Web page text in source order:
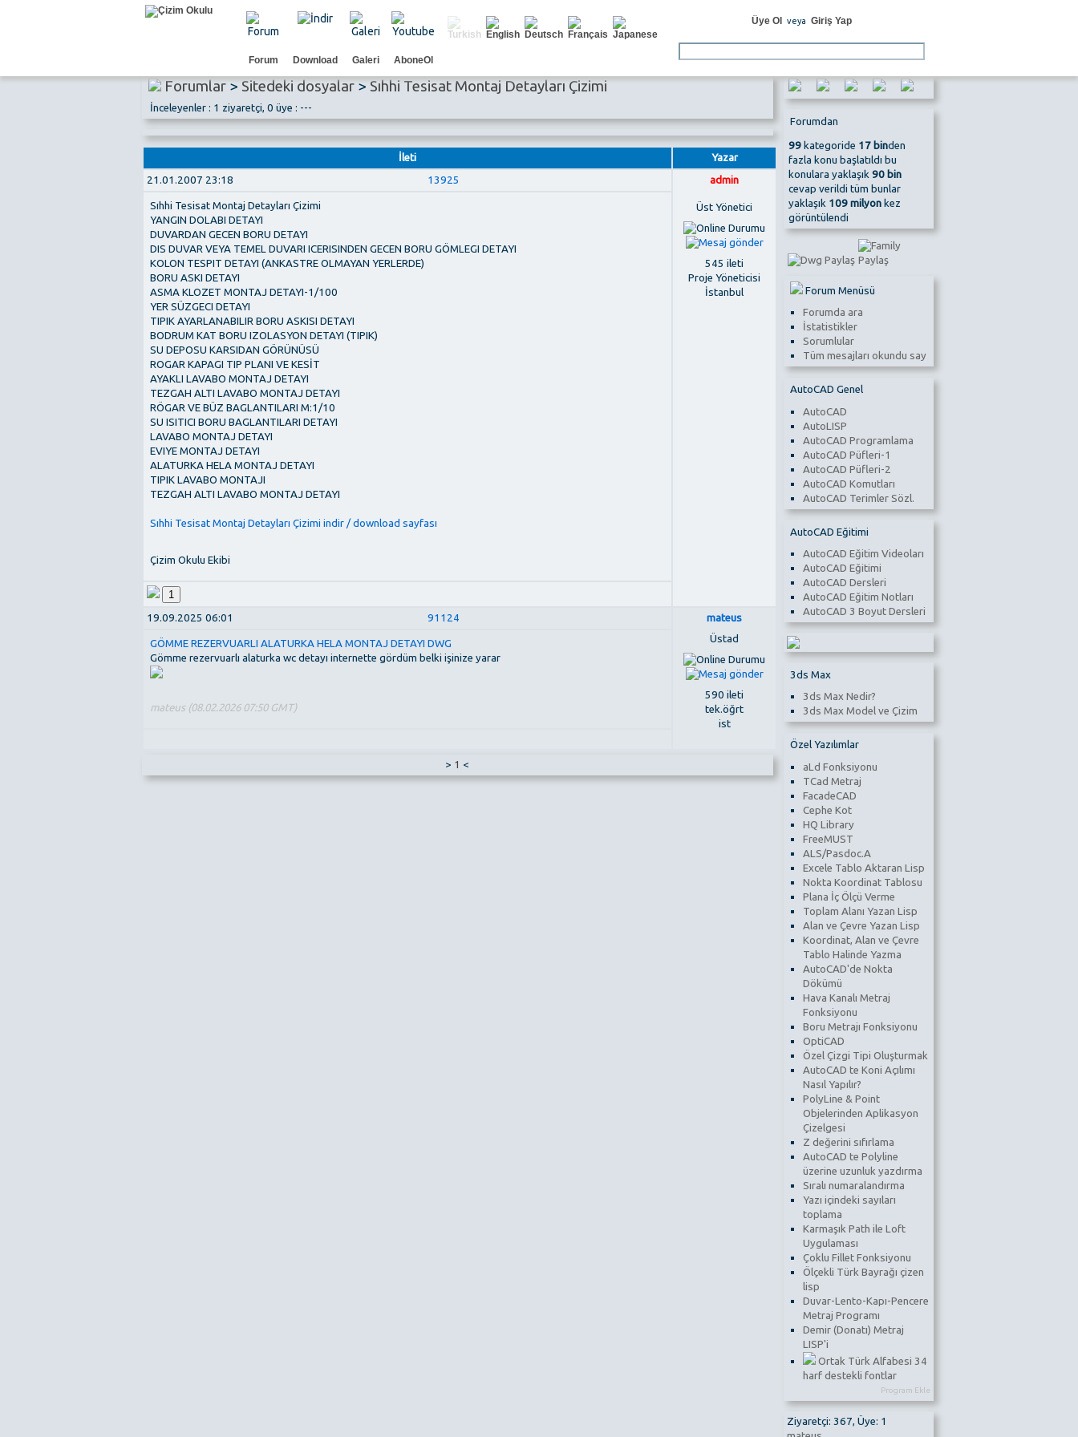
Forum Download Galeri AboneOl
Üye Ol veya Giriş Yap
Forumdan
99kategoride 17 binden
fazla konu başlatıldı bu
konulara yaklaşık 90 bin
cevap verildi tüm bunlar
yaklaşık 109 milyonkez
görüntülendi
Forum Menüsü
Forumda ara
İstatistikler
Sorumlular
Tüm mesajları okundu say
AutoCAD Genel
AutoCAD
AutoLISP
AutoCAD Programlama
AutoCAD Püfleri-1
AutoCAD Püfleri-2
AutoCAD Komutları
AutoCAD Terimler Sözl.
AutoCAD Eğitimi
AutoCAD Eğitim Videoları
AutoCAD Eğitimi
AutoCAD Dersleri
AutoCAD Eğitim Notları
AutoCAD 3 Boyut Dersleri
3ds Max
3ds Max Nedir?
3ds Max Model ve Çizim
Özel Yazılımlar
aLd Fonksiyonu
TCad Metraj
FacadeCAD
Cephe Kot
HQ Library
FreeMUST
ALS/Pasdoc.A
Excele Tablo Aktaran Lisp
Nokta Koordinat Tablosu
Plana İç Ölçü Verme
Toplam Alanı Yazan Lisp
Alan ve Çevre Yazan Lisp
Koordinat, Alan ve Çevre
Tablo Halinde Yazma
AutoCAD'de Nokta
Dökümü
Hava Kanalı Metraj
Fonksiyonu
Boru Metrajı Fonksiyonu
OptiCAD
Özel Çizgi Tipi Oluşturmak
AutoCAD te Koni Açılımı
Nasıl Yapılır?
PolyLine & Point
Objelerinden Aplikasyon
Çizelgesi
Z değerini sıfırlama
AutoCAD te Polyline
üzerine uzunluk yazdırma
Sıralı numaralandırma
Yazı içindeki sayıları
toplama
Karmaşık Path ile Loft
Uygulaması
Çoklu Fillet Fonksiyonu
Ölçekli Türk Bayrağı çizen
lisp
Duvar-Lento-Kapı-Pencere
Metraj Programı
Demir (Donatı) Metraj
LISP'i
Ortak Türk Alfabesi 34
harf destekli fontlar
Program Ekle
Ziyaretçi: 367, Üye: 1
Forumlar> Sitedeki dosyalar> Sıhhi Tesisat Montaj Detayları Çizimi
İnceleyenler : 1 ziyaretçi, 0 üye : ---
İleti
Yazar
21.01.2007 23:18
13925 admin
Üst Yönetici
545 ileti
Proje Yöneticisi
İstanbul
Sıhhi Tesisat Montaj Detayları Çizimi
YANGIN DOLABI DETAYI
DUVARDAN GECEN BORU DETAYI
DIS DUVAR VEYA TEMEL DUVARI ICERISINDEN GECEN BORU GÖMLEGI DETAYI
KOLON TESPIT DETAYI (ANKASTRE OLMAYAN YERLERDE)
BORU ASKI DETAYI
ASMA KLOZET MONTAJ DETAYI-1/100
YER SÜZGECI DETAYI
TIPIK AYARLANABILIR BORU ASKISI DETAYI
BODRUM KAT BORU IZOLASYON DETAYI (TIPIK)
SU DEPOSU KARSIDAN GÖRÜNÜSÜ
ROGAR KAPAGI TIP PLANI VE KESİT
AYAKLI LAVABO MONTAJ DETAYI
TEZGAH ALTI LAVABO MONTAJ DETAYI
RÖGAR VE BÜZ BAGLANTILARI M:1/10
SU ISITICI BORU BAGLANTILARI DETAYI
LAVABO MONTAJ DETAYI
EVIYE MONTAJ DETAYI
ALATURKA HELA MONTAJ DETAYI
TIPIK LAVABO MONTAJI
TEZGAH ALTI LAVABO MONTAJ DETAYI
Sıhhi Tesisat Montaj Detayları Çizimi indir / download sayfası
Çizim Okulu Ekibi
1
19.09.2025 06:01
91124
mateus
Üstad
590 ileti
tek.öğrt
ist
GÖMME REZERVUARLI ALATURKA HELA MONTAJ DETAYI DWG
Gömme rezervuarlı alaturka wc detayı internette gördüm belki işinize yarar
mateus (08.02.2026 07:50 GMT)
> 1 <